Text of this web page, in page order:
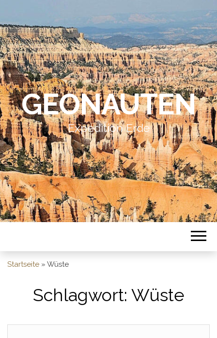
GEONAUTEN
Expedition Erde
Startseite » Wüste
Schlagwort: Wüste